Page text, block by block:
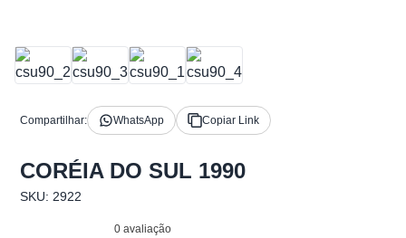
Compartilhar: WhatsApp Copiar Link
CORÉIA DO SUL 1990
SKU: 2922
0 avaliação